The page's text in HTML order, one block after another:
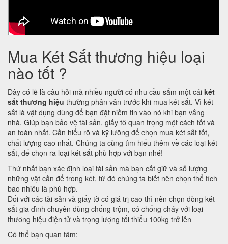
Mua Két Sắt thương hiệu loại
nào tốt ?
Đây có lẽ là câu hỏi mà nhiều người có nhu cầu sắm một cái két
sắt thương hiệu thường phân vân trước khi mua két sắt. Vì két
sắt là vật dụng dùng để bạn đặt niềm tin vào nó khi bạn vắng
nhà. Giúp bạn bảo vệ tài sản, giấy tờ quan trọng một cách tốt và
an toàn nhất. Cần hiểu rõ và kỹ lưỡng để chọn mua két sắt tốt,
chất lượng cao nhất. Chúng ta cùng tìm hiểu thêm về các loại két
sắt, để chọn ra loại két sắt phù hợp với bạn nhé!
Thứ nhất bạn xác định loại tài sản mà bạn cất giữ và số lượng
những vật cần để trong két, từ đó chúng ta biết nên chọn thể tích
bao nhiêu là phù hợp.
Đối với các tài sản và giấy tờ có giá trị cao thì nên chọn dòng két
sắt gia đình chuyên dùng chống trộm, có chống cháy với loại
thương hiệu điện tử và trọng lượng tối thiểu 100kg trở lên
Có thể bạn quan tâm: